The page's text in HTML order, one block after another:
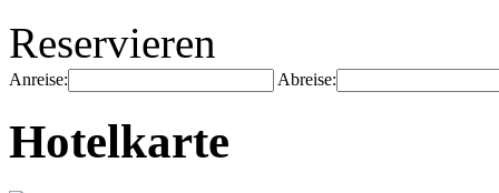
Reservieren
Anreise: Abreise:
Hotelkarte